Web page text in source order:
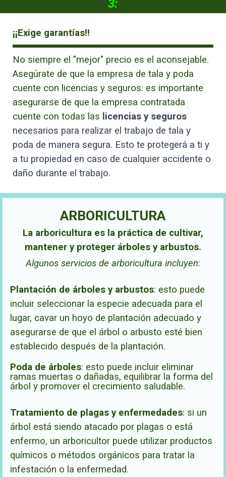
3:
¡¡Exige garantías!!
No siempre el "mejor" precio es el aconsejable.
Asegúrate de que la empresa de tala y poda
cuente con licencias y seguros: es importante
asegurarse de que la empresa contratada
cuente con todas las licencias y seguros
necesarios para realizar el trabajo de tala y
poda de manera segura. Esto te protegerá a ti y
a tu propiedad en caso de cualquier accidente o
daño durante el trabajo.
ARBORICULTURA
La arboricultura es la práctica de cultivar,
mantener y proteger árboles y arbustos.
Algunos servicios de arboricultura incluyen:
Plantación de árboles y arbustos: esto puede
incluir seleccionar la especie adecuada para el
lugar, cavar un hoyo de plantación adecuado y
asegurarse de que el árbol o arbusto esté bien
establecido después de la plantación.
Poda de árboles: esto puede incluir eliminar
ramas muertas o dañadas, equilibrar la forma del
árbol y promover el crecimiento saludable.
Tratamiento de plagas y enfermedades: si un
árbol está siendo atacado por plagas o está
enfermo, un arboricultor puede utilizar productos
químicos o métodos orgánicos para tratar la
infestación o la enfermedad.